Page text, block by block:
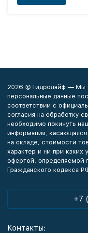
2026 © Гидролайф — Мы
персональные данные
соответствии с
согласия на обработку
необходимо покинуть
информация, касающаяся
на складе, стоимости
характер и ни при каких
офертой, определяемой
Гражданского кодекса
+7
Контакты: